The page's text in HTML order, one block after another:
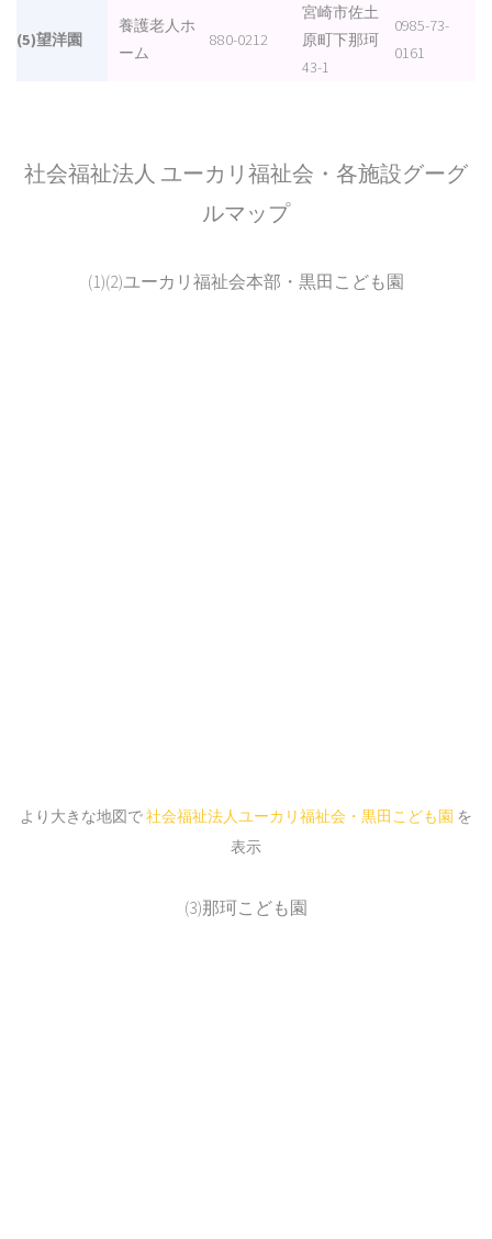
(5)望洋園
養護老人ホ
ーム
880-0212
宮崎市佐土
原町下那珂
43-1
0985-73-
0161
社会福祉法人 ユーカリ福祉会・各施設グーグ
ルマップ
(1)(2)ユーカリ福祉会本部・黒田こども園
より大きな地図で社会福祉法人ユーカリ福祉会・黒田こども園 を
表示
(3)那珂こども園